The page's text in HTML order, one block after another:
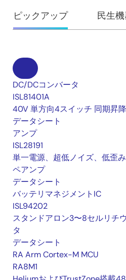
ピックアップ 民生
DC/DCコンバータ
ISL81401A
40V 単方向4スイッチ 同期昇
データシート
アンプ
ISL28191
単一電源、超低ノイズ、低歪
ペアンプ
データシート
バッテリマネジメントIC
ISL94202
スタンドアロン3〜8セルリチ
タ
データシート
RA Arm Cortex-M MCU
RA8M1